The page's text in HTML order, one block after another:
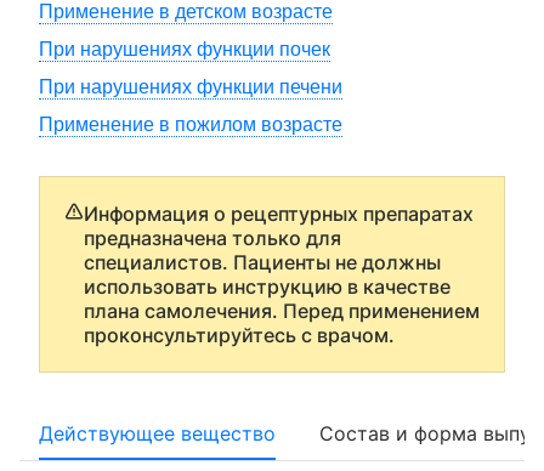
Применение в детском возрасте
При нарушениях функции почек
При нарушениях функции печени
Применение в пожилом возрасте
Информация о рецептурных препаратах
предназначена только для
специалистов. Пациенты не должны
использовать инструкцию в качестве
плана самолечения. Перед применением
проконсультируйтесь с врачом.
Действующее вещество Состав и форма